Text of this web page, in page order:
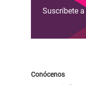
Suscríbete
Conócenos